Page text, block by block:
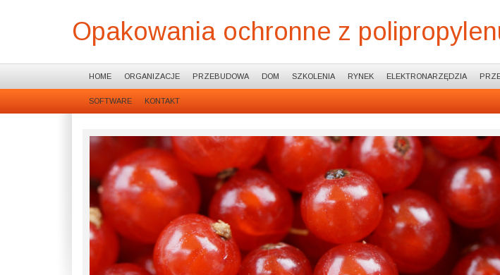
Opakowania ochronne z
HOME ORGANIZACJE PRZEBUDOWA DOM SZKOLENIA RYNEK ELEKTRONARZĘDZIA
SOFTWARE KONTAKT